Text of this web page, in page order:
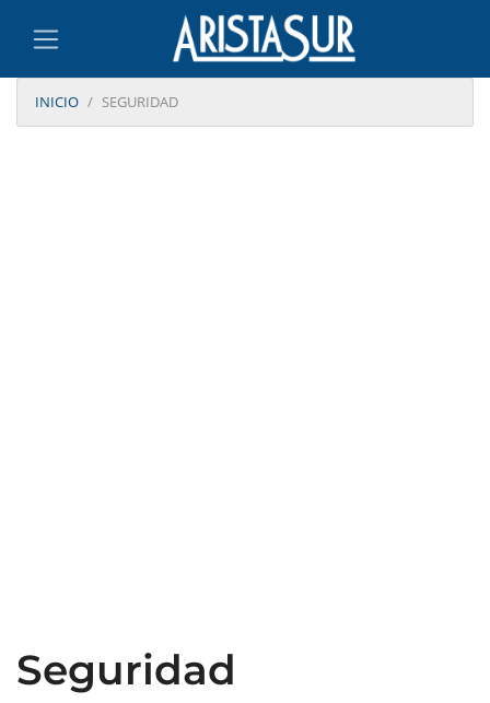
INICIO SEGURIDAD
Seguridad